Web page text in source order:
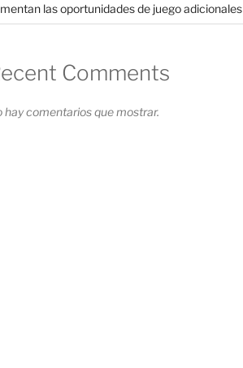
las oportunidades de juego adicionales
Comments
hay comentarios que mostrar.